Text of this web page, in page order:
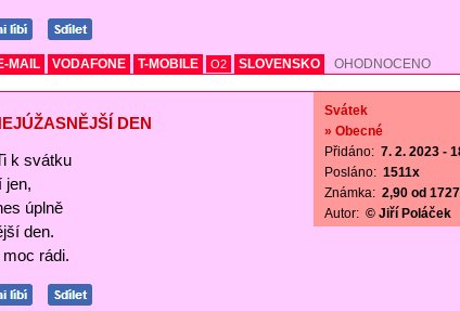
MAIL VODAFONE T-MOBILE O2 SLOVENSKO OHODNOCENO
DEN
k svátku
jen,
úplně
den.
rádi.
Svátek
» Obecné
Přidáno: 7. 2. 2023 -
Posláno: 1511x
Známka: 2,90 od
Autor: © Jiří Poláček